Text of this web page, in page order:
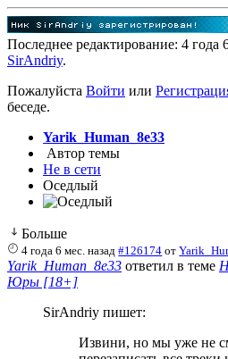
Последнее редактирование: 4 года
SirAndriy.
Пожалуйста Войти или
беседе.
Yarik_Human_8e33
Автор темы
Не в сети
Оседлый
Больше
4 года 6 мес. назад #126174 от
Yarik_Human_8e33 ответил в теме
Юры [18+]
SirAndriy пишет:
Извини, но мы уже не